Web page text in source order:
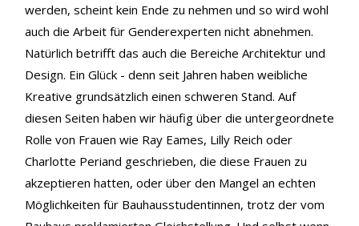
werden, scheint kein Ende zu nehmen und so wird wohl
auch die Arbeit für Genderexperten nicht abnehmen.
Natürlich betrifft das auch die Bereiche Architektur und
Design. Ein Glück - denn seit Jahren haben weibliche
Kreative grundsätzlich einen schweren Stand. Auf
diesen Seiten haben wir häufig über die untergeordnete
Rolle von Frauen wie Ray Eames, Lilly Reich oder
Charlotte Periand geschrieben, die diese Frauen zu
akzeptieren hatten, oder über den Mangel an echten
Möglichkeiten für Bauhausstudentinnen, trotz der vom